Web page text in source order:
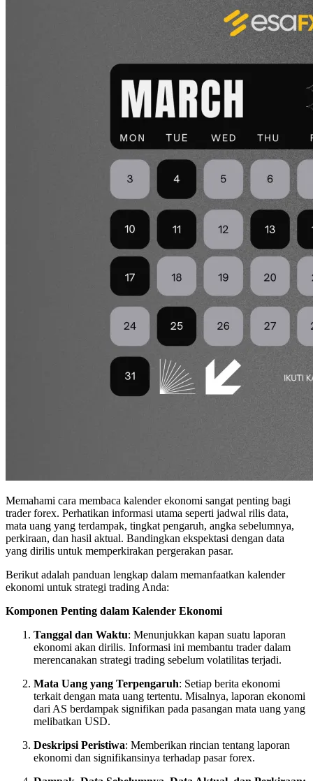
Memahami cara membaca kalender ekonomi sangat penting bagi
trader forex. Perhatikan informasi utama seperti jadwal rilis data,
mata uang yang terdampak, tingkat pengaruh, angka sebelumnya,
perkiraan, dan hasil aktual. Bandingkan ekspektasi dengan data
yang dirilis untuk memperkirakan pergerakan pasar.
Berikut adalah panduan lengkap dalam memanfaatkan kalender
ekonomi untuk strategi trading Anda:
Komponen Penting dalam Kalender Ekonomi
Tanggal dan Waktu: Menunjukkan kapan suatu laporan
ekonomi akan dirilis. Informasi ini membantu trader dalam
merencanakan strategi trading sebelum volatilitas terjadi.
Mata Uang yang Terpengaruh: Setiap berita ekonomi
terkait dengan mata uang tertentu. Misalnya, laporan ekonomi
dari AS berdampak signifikan pada pasangan mata uang yang
melibatkan USD.
Deskripsi Peristiwa: Memberikan rincian tentang laporan
ekonomi dan signifikansinya terhadap pasar forex.